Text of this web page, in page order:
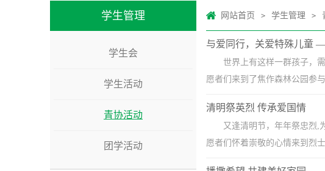
学生管理
学生会
学生活动
青协活动
团学活动
网站首页 > 学生管理 >
与爱同行，关爱特殊儿童
世界上有这样一群孩子，
愿者们来到了焦作森林公园参
清明祭英烈 传承爱国情
又逢清明节，年年祭忠烈,
愿者们怀着崇敬的心情来到烈